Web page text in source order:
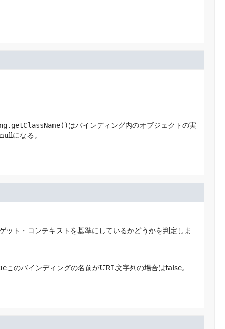
はバインディング内のオブジェクトの実
になる。
ット・コンテキストを基準にしているかどうかを判定しま
のバインディングの名前がURL文字列の場合はfalse。